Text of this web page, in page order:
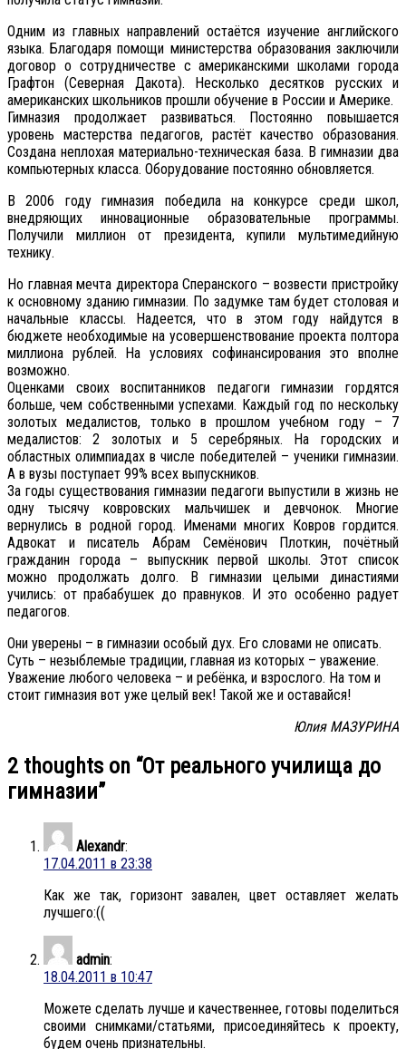
Одним из главных направлений остаётся изучение английского
языка. Благодаря помощи министерства образования заключили
договор о сотрудничестве с американскими школами города
Графтон (Северная Дакота). Несколько десятков русских и
американских школьников прошли обучение в России и Америке.
Гимназия продолжает развиваться. Постоянно повышается
уровень мастерства педагогов, растёт качество образования.
Создана неплохая материально-техническая база. В гимназии два
компьютерных класса. Оборудование постоянно обновляется.
В 2006 году гимназия победила на конкурсе среди школ,
внедряющих инновационные образовательные программы.
Получили миллион от президента, купили мультимедийную
технику.
Но главная мечта директора Сперанского – возвести пристройку
к основному зданию гимназии. По задумке там будет столовая и
начальные классы. Надеется, что в этом году найдутся в
бюджете необходимые на усовершенствование проекта полтора
миллиона рублей. На условиях софинансирования это вполне
возможно.
Оценками своих воспитанников педагоги гимназии гордятся
больше, чем собственными успехами. Каждый год по нескольку
золотых медалистов, только в прошлом учебном году – 7
медалистов: 2 золотых и 5 серебряных. На городских и
областных олимпиадах в числе победителей – ученики гимназии.
А в вузы поступает 99% всех выпускников.
За годы существования гимназии педагоги выпустили в жизнь не
одну тысячу ковровских мальчишек и девчонок. Многие
вернулись в родной город. Именами многих Ковров гордится.
Адвокат и писатель Абрам Семёнович Плоткин, почётный
гражданин города – выпускник первой школы. Этот список
можно продолжать долго. В гимназии целыми династиями
учились: от прабабушек до правнуков. И это особенно радует
педагогов.
Они уверены – в гимназии особый дух. Его словами не описать.
Суть – незыблемые традиции, главная из которых – уважение.
Уважение любого человека – и ребёнка, и взрослого. На том и
стоит гимназия вот уже целый век! Такой же и оставайся!
Юлия МАЗУРИНА
2 thoughts on “От реального училища до
гимназии”
Alexandr:
17.04.2011 в 23:38
Как же так, горизонт завален, цвет оставляет желать
лучшего:((
admin:
18.04.2011 в 10:47
Можете сделать лучше и качественнее, готовы поделиться
своими снимками/статьями, присоединяйтесь к проекту,
будем очень признательны.